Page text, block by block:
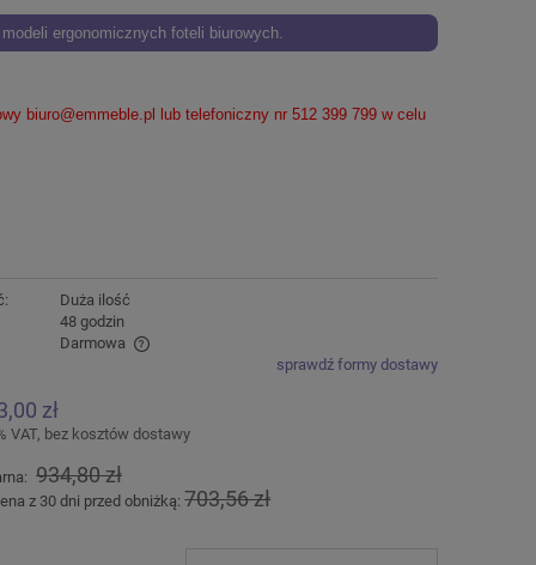
ergonomicznych foteli biurowych.
biuro@emmeble.pl
lub telefoniczny nr 512 399 799 w celu
Duża ilość
48 godzin
Darmowa
kosztów
sprawdź formy dostawy
zł
VAT, bez kosztów dostawy
934,80 zł
z 30 dni przed obniżką:703,56 zł